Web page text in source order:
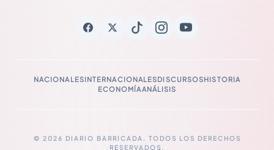
NACIONALESINTERNACIONALESDISCURSOSHISTORIA
ECONOMÍAANÁLISIS
© 2026 DIARIO BARRICADA. TODOS LOS DERECHOS
RESERVADOS.